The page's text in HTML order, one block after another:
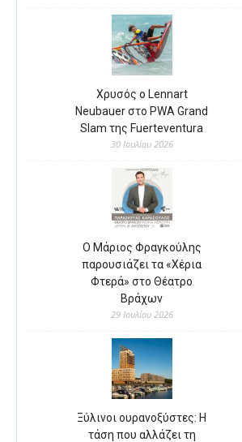
Χρυσός ο Lennart
Neubauer στο PWA Grand
Slam της Fuerteventura
30 Ιουλίου 2026
Ο Μάριος Φραγκούλης
παρουσιάζει τα «Χέρια
Φτερά» στο Θέατρο
Βράχων
29 Ιουλίου 2026
Ξύλινοι ουρανοξύστες: Η
τάση που αλλάζει τη